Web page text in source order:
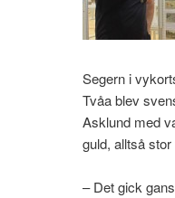
Segern i
Tvåa blev
Asklund med
guld, alltså
– Det gick